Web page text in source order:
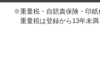
※重量税・自賠責保険・印紙
重量税は登録から13年未満